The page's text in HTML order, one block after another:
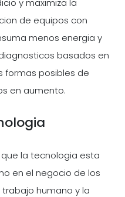
y maximiza la
de equipos con
menos energia y
basados en
formas posibles de
en aumento.
la tecnologia esta
en el negocio de los
humano y la